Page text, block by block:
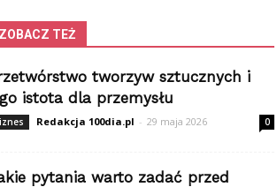
ZOBACZ TEŻ
tworzyw sztucznych i
istota dla przemysłu
Redakcja 100dia.pl - 29 maja 2026 0
pytania warto zadać przed